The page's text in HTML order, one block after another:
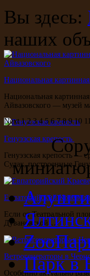
Вы здесь:
наших
Национальная
Национальная
Айвазовского — музей
Генуэзская крепость
Генуэзская крепость —
Судак, построенные
Евпаторийский
Если от Театральной
Дувановской…
Ветрогенераторы в
Особенно актуально
Next12345678910 11
Парк в